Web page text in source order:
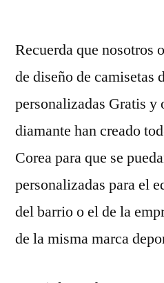
Recuerda que nosotros
de diseño de camisetas
personalizadas Gratis
diamante han creado
Corea para que se
personalizadas para el
del barrio o el de la
de la misma marca